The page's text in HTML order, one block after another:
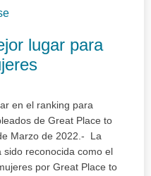
lugar para
en el ranking para
de Great Place to
Marzo de 2022.- La
sido reconocida como el
por Great Place to